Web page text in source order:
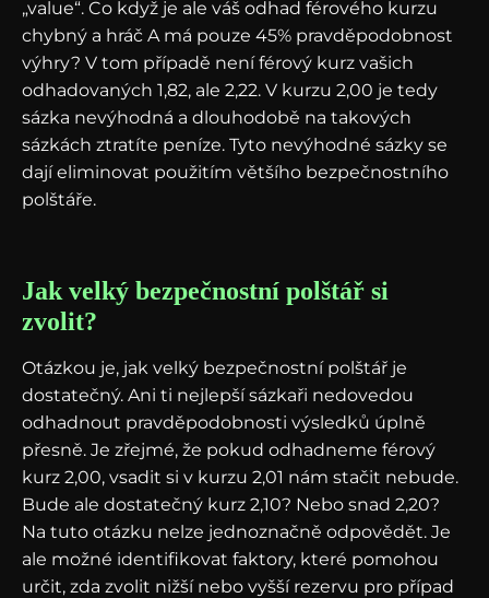
„value“. Co když je ale váš odhad férového kurzu
chybný a hráč A má pouze 45% pravděpodobnost
výhry? V tom případě není férový kurz vašich
odhadovaných 1,82, ale 2,22. V kurzu 2,00 je tedy
sázka nevýhodná a dlouhodobě na takových
sázkách ztratíte peníze. Tyto nevýhodné sázky se
dají eliminovat použitím většího bezpečnostního
polštáře.
Jak velký bezpečnostní polštář si
zvolit?
Otázkou je, jak velký bezpečnostní polštář je
dostatečný. Ani ti nejlepší sázkaři nedovedou
odhadnout pravděpodobnosti výsledků úplně
přesně. Je zřejmé, že pokud odhadneme férový
kurz 2,00, vsadit si v kurzu 2,01 nám stačit nebude.
Bude ale dostatečný kurz 2,10? Nebo snad 2,20?
Na tuto otázku nelze jednoznačně odpovědět. Je
ale možné identifikovat faktory, které pomohou
určit, zda zvolit nižší nebo vyšší rezervu pro případ